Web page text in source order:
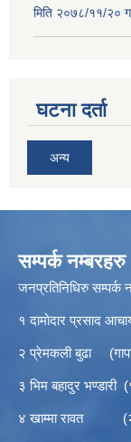
मिति २०७८/११/२०
घटना दर्ता
अन्य
सम्पर्क नम्बरहरु
जनप्रतिनिधिरु सम्पर्क
१ दामोदार प्रसाद
२ प्रेमकली बुढा
३ भिम बहादुर
४ खाम्मा रावत